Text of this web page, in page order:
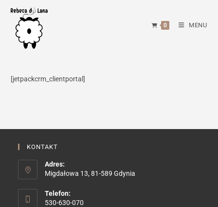
content
0 MENU
[jetpackcrm_clientportal]
KONTAKT
Adres:
Migdałowa 13, 81-589 Gdynia
Telefon:
530-630-070